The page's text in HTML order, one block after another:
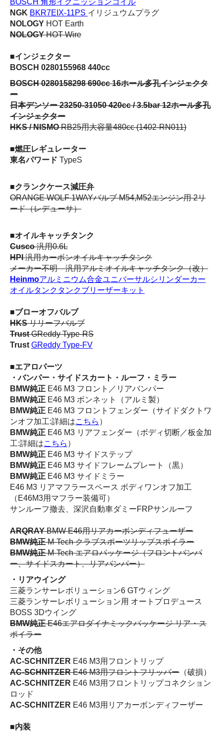
BOSCH 角形イグニッションコイル
NGK BKR7EIX-11PS イリジュウムプラグ
NOLOGY HOT Earth
NOLOGYHOT Wire
■インジェクター
BOSCH 0280155968 440cc
BOSCH 0280158298 690cc 16ホール多孔インジェクタ
ー
日本デンソー 23250-31050 420cc / 3.5bar 12ホール多孔
インジェクター
HKS / NISMORB25用大容量480cc (1402-RN011)
■燃圧レギュレーター
東名パワード TypeS
■クランクケース減圧弁
ORANGE WOLF 1WAYバルブ M54,M52エンジン用 2リ
ード（レデューサ）
■オイルキャッチタンク
Cusco汎用0.6L
HPI汎用カーボンオイルキャッチタンク
メーカー不明 汎用アルミオイルキャッチタンク（改）
Heinmoアルミニウム合金ユニバーサルシリンダーカー
オイルタンクタンクブリーザーキット
■ブローオフバルブ
HKSリリーフバルブ
TrustGReddy Type-RS
Trust GReddy Type-FV
■エアロパーツ
・バンパー・サイドスカート・ルーフ・ミラー
BMW純正 E46 M3 フロント／リアバンパー
BMW純正 E46 M3 ボンネット（アルミ製）
BMW純正 E46 M3 フロントフェンダー（サイドダクトワ
ンオフ加工:詳細はこちら ）
BMW純正 E46 M3 リアフェンダー（ボディ切断／板金加
工:詳細はこちら ）
BMW純正 E46 M3 サイドステップ
BMW純正 E46 M3 サイドフレームプレート（黒）
BMW純正 E46 M3 サイドミラー
E46 M3 リアマフラースペース ボディワンオフ加工
（E46M3用マフラー装備可）
サンルーフ撤去、深沢自動車ダミーFRPサンルーフ
ARQRAYBMW E46用リアカーボンディフューザー
BMW純正M-Tech クラブスポーツリップスポイラー
BMW純正M-Tech エアロパッケージ（フロントバンパ
ー、サイドスカート、リアバンパー）
・ リアウイング
三菱ランサーレボリューション6 GTウィング
三菱ランサーレボリューション用 オートプロデュース
BOSS 3Dウイング
BMW純正E46エアロダイナミックパッケージ リア・ス
ポイラー
・ その他
AC-SCHNITZER E46 M3用フロントリップ
AC-SCHNITZERE46 M3用フロントフリッパー （破損）
AC-SCHNITZER E46 M3用フロントリップコネクション
ロッド
AC-SCHNITZER E46 M3用リアカーボンディフーザー
■内装